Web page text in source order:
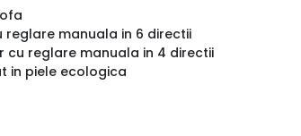
reglare manuala in 6 directii
cu reglare manuala in 4 directii
in piele ecologica